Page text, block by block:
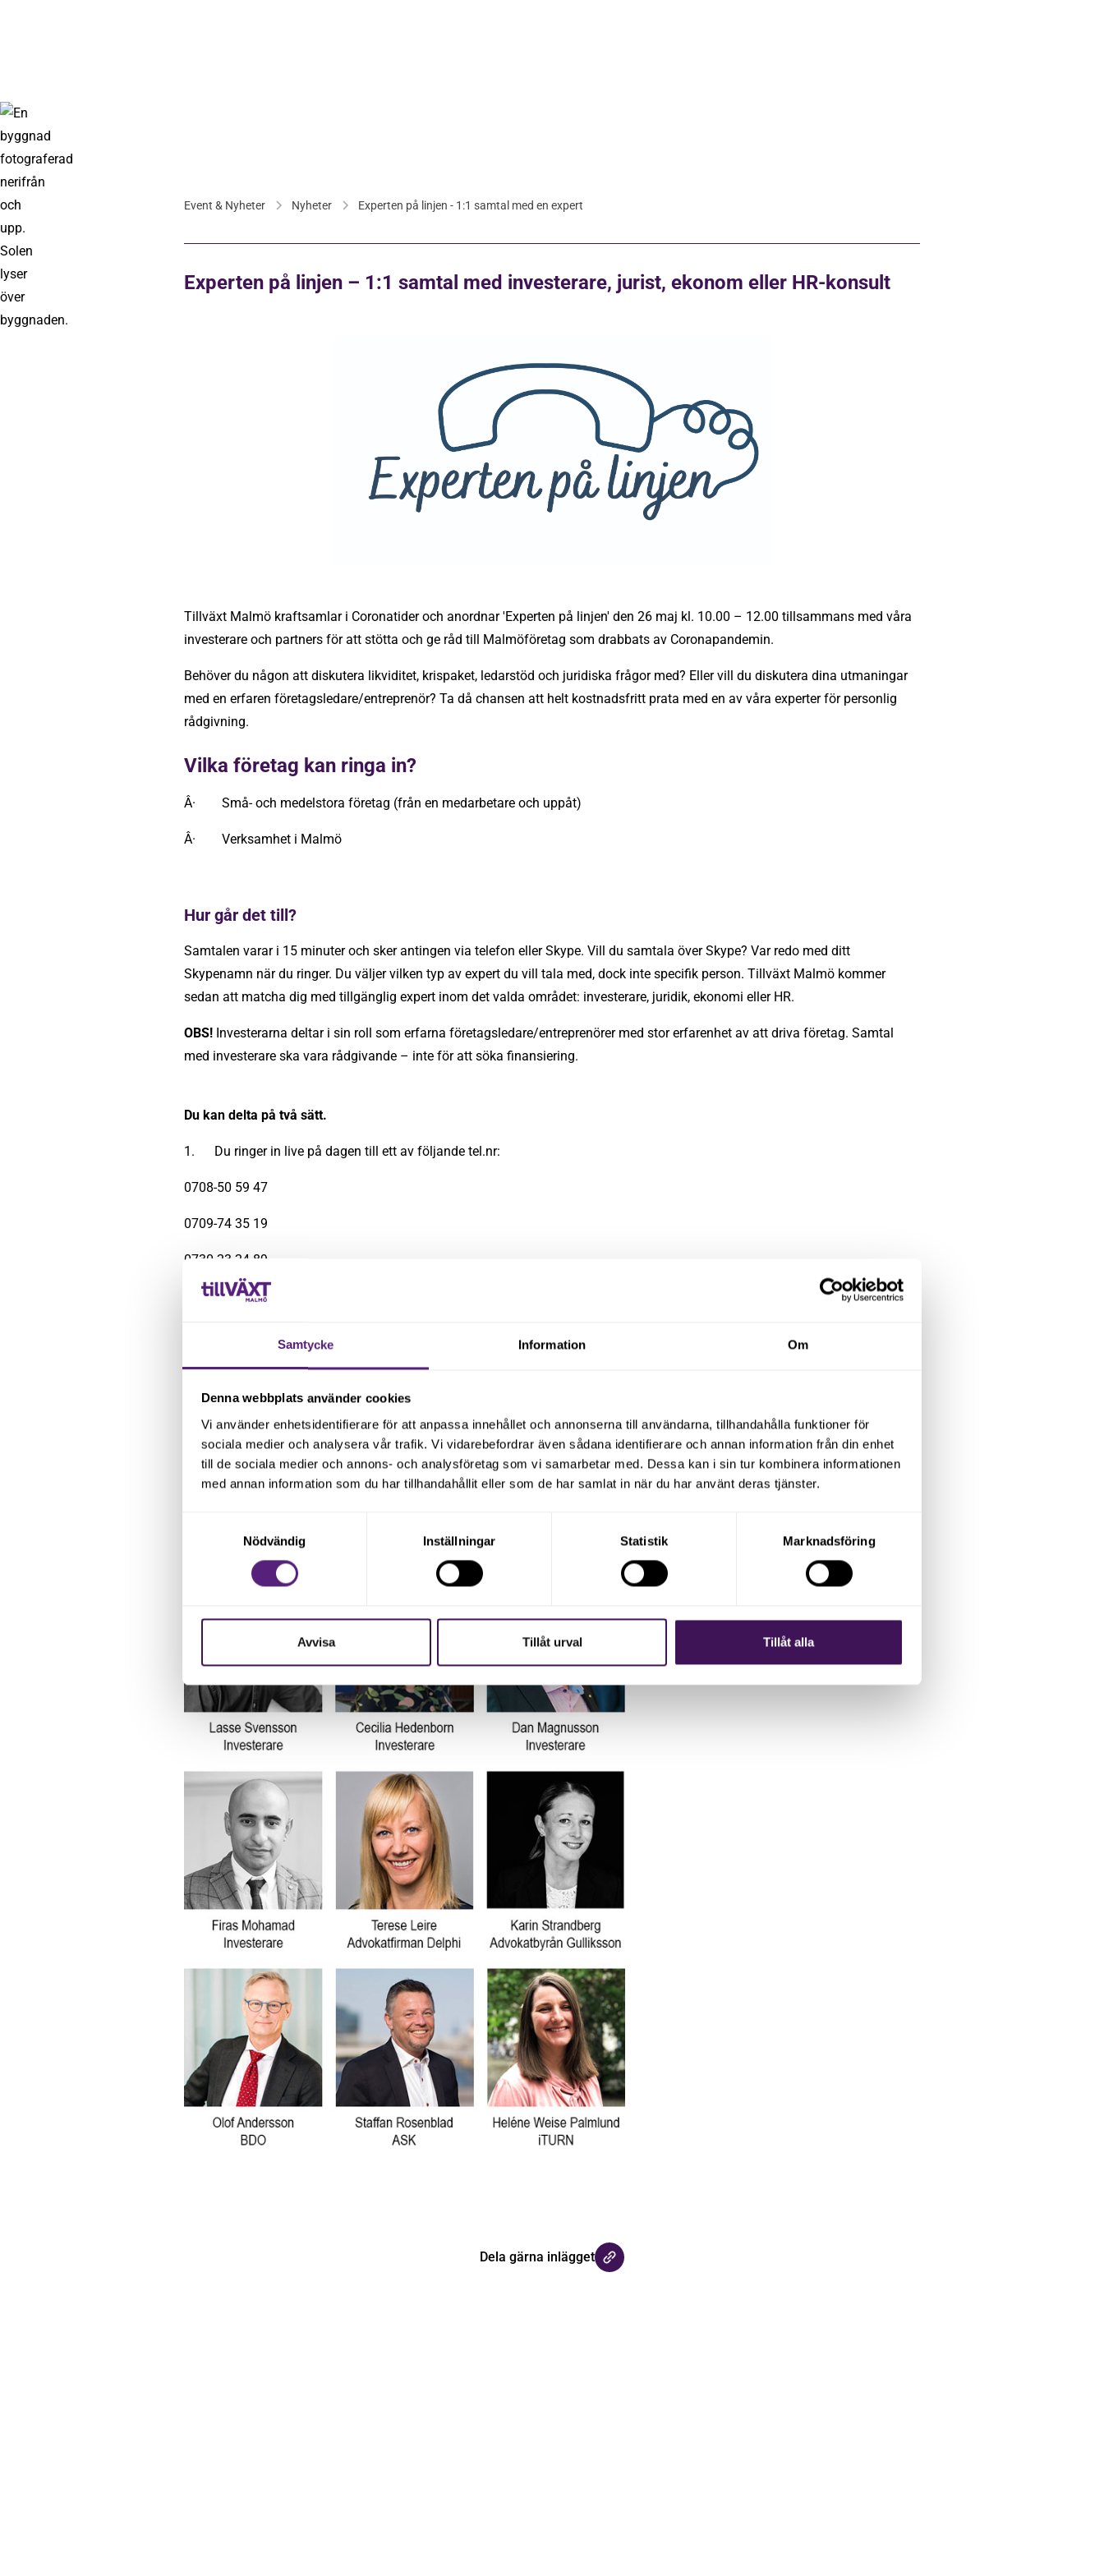
Samtycke Information Om
Denna webbplats använder cookies
Vi använder enhetsidentifierare för att anpassa innehållet och annonserna till användarna, tillhandahålla funktioner för
sociala medier och analysera vår trafik. Vi vidarebefordrar även sådana identifierare och annan information från din enhet
till de sociala medier och annons- och analysföretag som vi samarbetar med. Dessa kan i sin tur kombinera informationen
med annan information som du har tillhandahållit eller som de har samlat in när du har använt deras tjänster.
Nödvändig
Inställningar Statistik Marknadsföring
Avvisa Tillåt urval Tillåt alla
Event & Nyheter Nyheter Experten på linjen - 1:1 samtal med en expert
Experten på linjen – 1:1 samtal med investerare, jurist, ekonom eller HR-konsult
Tillväxt Malmö kraftsamlar i Coronatider och anordnar 'Experten på linjen' den 26 maj kl. 10.00 – 12.00 tillsammans med våra
investerare och partners för att stötta och ge råd till Malmöföretag som drabbats av Coronapandemin.
Behöver du någon att diskutera likviditet, krispaket, ledarstöd och juridiska frågor med? Eller vill du diskutera dina utmaningar
med en erfaren företagsledare/entreprenör? Ta då chansen att helt kostnadsfritt prata med en av våra experter för personlig
rådgivning.
Vilka företag kan ringa in?
Â· Små- och medelstora företag (från en medarbetare och uppåt)
Â· Verksamhet i Malmö
Hur går det till?
Samtalen varar i 15 minuter och sker antingen via telefon eller Skype. Vill du samtala över Skype? Var redo med ditt
Skypenamn när du ringer. Du väljer vilken typ av expert du vill tala med, dock inte specifik person. Tillväxt Malmö kommer
sedan att matcha dig med tillgänglig expert inom det valda området: investerare, juridik, ekonomi eller HR.
OBS! Investerarna deltar i sin roll som erfarna företagsledare/entreprenörer med stor erfarenhet av att driva företag. Samtal
med investerare ska vara rådgivande – inte för att söka finansiering.
Du kan delta på två sätt.
1. Du ringer in live på dagen till ett av följande tel.nr:
0708-50 59 47
0709-74 35 19
0730-23 24 89
Telefonslussarna öppnar kl. 9.45 tisdag den 26 maj.
anmälningsdag för förbokad tid är den 24 maj.
Dela gärna inlägget